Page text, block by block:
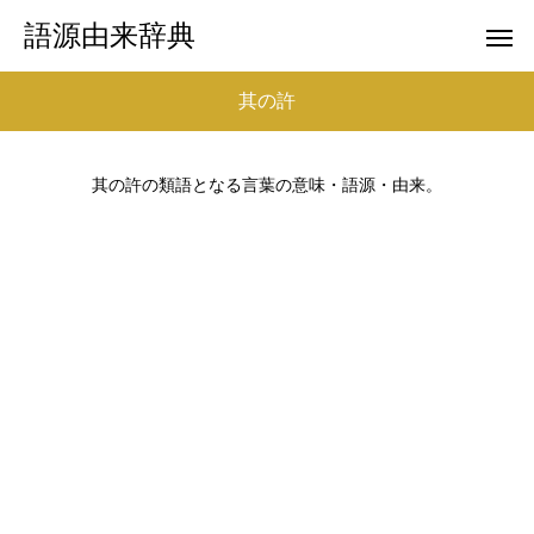
語源由来辞典
其の許
其の許の類語となる言葉の意味・語源・由来。